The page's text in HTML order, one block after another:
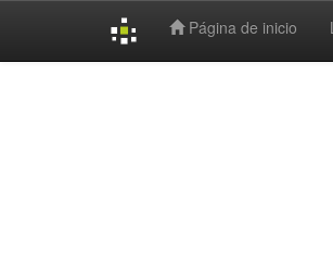
Página de inicio